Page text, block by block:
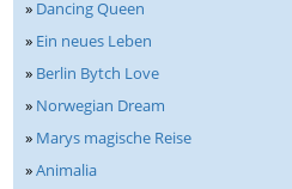
» Dancing Queen
» Ein neues Leben
» Berlin Bytch Love
» Norwegian Dream
» Marys magische Reise
»Animalia